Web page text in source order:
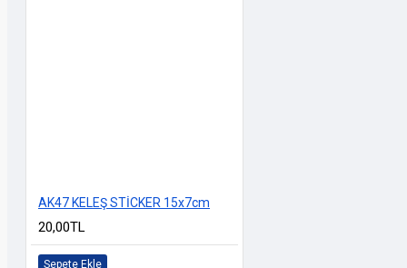
AK47 KELEŞ STİCKER 15x7cm
20,00TL
Sepete Ekle